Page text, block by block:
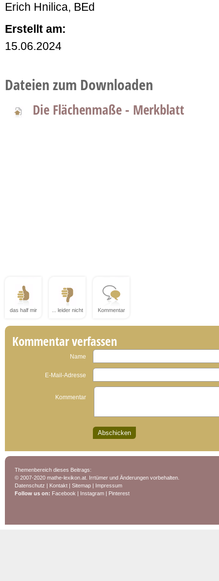
Erich Hnilica, BEd
Erstellt am:
15.06.2024
Dateien zum Downloaden
Die Flächenmaße - Merkblatt
das half mir ... leider nicht Kommentar
Kommentar verfassen
Name
E-Mail-Adresse
Kommentar
Themenbereich dieses Beitrags:
© 2007-2020 mathe-lexikon.at. Irrtümer und Änderungen vorbehalten.
Datenschutz | Kontakt | Sitemap | Impressum
Follow us on: Facebook | Instagram | Pinterest